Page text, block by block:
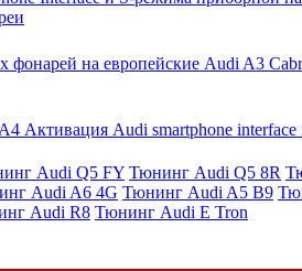
Активация Audi smartphone
Audi Q5 FY Тюнинг Audi Q5 8R
Audi A6 4G Тюнинг Audi A5 B9
Audi R8 Тюнинг Audi E Tron